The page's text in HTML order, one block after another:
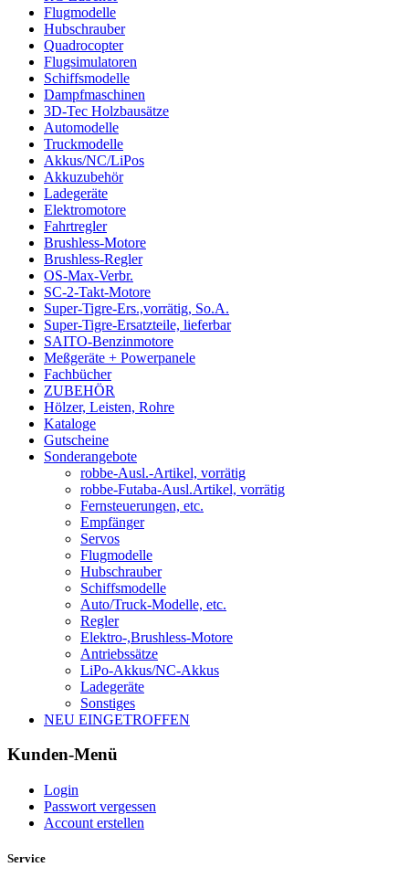
Flugmodelle
Hubschrauber
Quadrocopter
Flugsimulatoren
Schiffsmodelle
Dampfmaschinen
3D-Tec Holzbausätze
Automodelle
Truckmodelle
Akkus/NC/LiPos
Akkuzubehör
Ladegeräte
Elektromotore
Fahrtregler
Brushless-Motore
Brushless-Regler
OS-Max-Verbr.
SC-2-Takt-Motore
Super-Tigre-Ers.,vorrätig, So.A.
Super-Tigre-Ersatzteile, lieferbar
SAITO-Benzinmotore
Meßgeräte + Powerpanele
Fachbücher
ZUBEHÖR
Hölzer, Leisten, Rohre
Kataloge
Gutscheine
Sonderangebote
robbe-Ausl.-Artikel, vorrätig
robbe-Futaba-Ausl.Artikel, vorrätig
Fernsteuerungen, etc.
Empfänger
Servos
Flugmodelle
Hubschrauber
Schiffsmodelle
Auto/Truck-Modelle, etc.
Regler
Elektro-,Brushless-Motore
Antriebssätze
LiPo-Akkus/NC-Akkus
Ladegeräte
Sonstiges
NEU EINGETROFFEN
Kunden-Menü
Login
Passwort vergessen
Account erstellen
Service